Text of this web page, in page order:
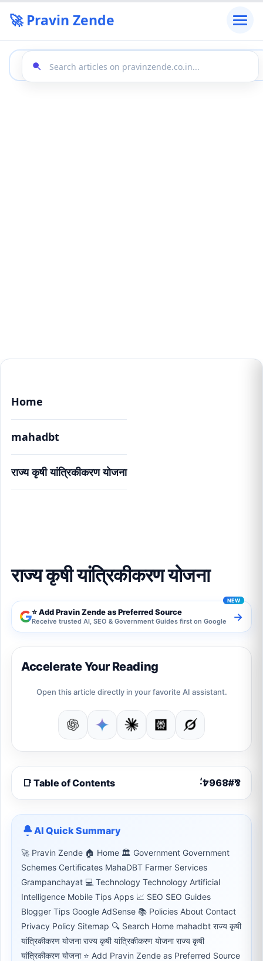
🚀 Pravin Zende
Home
mahadbt
राज्य कृषी यांत्रिकीकरण योजना
राज्य कृषी यांत्रिकीकरण योजना
⭐ Add Pravin Zende as Preferred Source
Receive trusted AI, SEO & Government Guides first on Google →
Accelerate Your Reading
Open this article directly in your favorite AI assistant.
📑 Table of Contents
AI Quick Summary
🚀 Pravin Zende 🏠 Home 🏛 Government Government
Schemes Certificates MahaDBT Farmer Services
Grampanchayat 💻 Technology Technology Artificial
Intelligence Mobile Tips Apps 📈 SEO SEO Guides
Blogger Tips Google AdSense 📚 Policies About Contact
Privacy Policy Sitemap 🔍 Search Home mahadbt राज्य कृषी
यांत्रिकीकरण योजना राज्य कृषी यांत्रिकीकरण योजना राज्य कृषी
यांत्रिकीकरण योजना ⭐ Add Pravin Zende as Preferred Source